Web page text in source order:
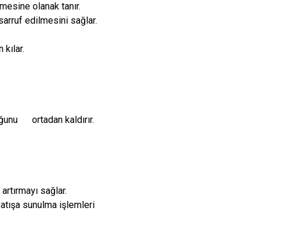
olanak tanır.
edilmesini sağlar.
ortadan kaldırır.
sağlar.
sunulma işlemleri